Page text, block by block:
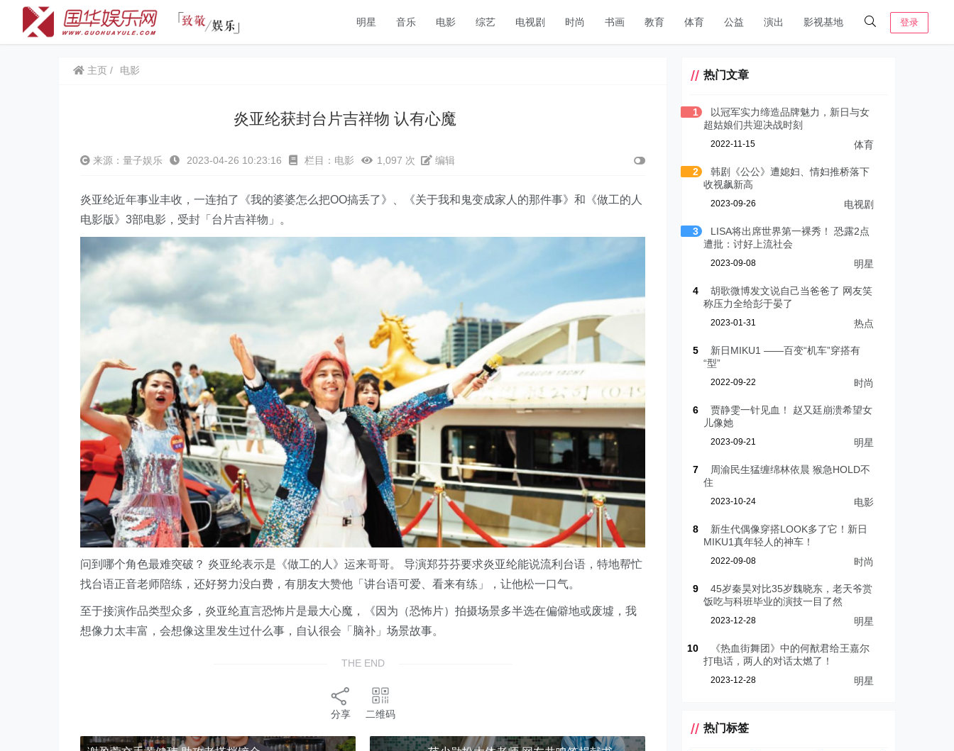
明星 音乐 电影 综艺 电视剧 时尚 书画 教育 体育 公益 演出 影视基地 登录
主页 电影
炎亚纶获封台片吉祥物 认有心魔
来源：量子娱乐 2023-04-26 10:23:16 栏目： 电影 1,097 次 编辑
炎亚纶近年事业丰收，一连拍了《我的婆婆怎么把OO搞丢了》、《关于我和鬼变成家人的那件事》和《做工的人
电影版》3部电影，受封「台片吉祥物」。
问到哪个角色最难突破？ 炎亚纶表示是《做工的人》运来哥哥。 导演郑芬芬要求炎亚纶能说流利台语，特地帮忙
找台语正音老师陪练，还好努力没白费，有朋友大赞他「讲台语可爱、看来有练」，让他松一口气。
至于接演作品类型众多，炎亚纶直言恐怖片是最大心魔，《因为（恐怖片）拍摄场景多半选在偏僻地或废墟，我
想像力太丰富，会想像这里发生过什么事，自认很会「脑补」场景故事。
THE END
分享 二维码
热门文章
1
以冠军实力缔造品牌魅力，新日与女
超姑娘们共迎决战时刻
2022-11-15 体育
2
韩剧《公公》遭媳妇、情妇推桥落下
收视飙新高
2023-09-26 电视剧
3
LISA将出席世界第一裸秀！ 恐露2点
遭批：讨好上流社会
2023-09-08 明星
4
胡歌微博发文说自己当爸爸了 网友笑
称压力全给彭于晏了
2023-01-31 热点
5
新日MIKU1 ——百变“机车”穿搭有
“型”
2022-09-22 时尚
6
贾静雯一针见血！ 赵又廷崩溃希望女
儿像她
2023-09-21 明星
7
周渝民生猛缠绵林依晨 猴急HOLD不
住
2023-10-24 电影
8
新生代偶像穿搭LOOK多了它！新日
MIKU1真年轻人的神车！
2022-09-08 时尚
9
45岁秦昊对比35岁魏晓东，老天爷赏
饭吃与科班毕业的演技一目了然
2023-12-28 明星
10
《热血街舞团》中的何猷君给王嘉尔
打电话，两人的对话太燃了！
2023-12-28 明星
热门标签